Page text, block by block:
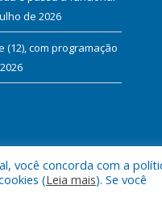
de 2026
(12), com programação
Mapa do
você concorda com a
(Leia mais). Se você